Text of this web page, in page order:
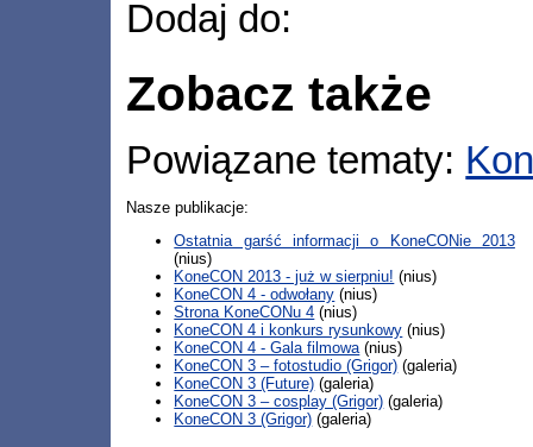
Dodaj do:
Zobacz także
Powiązane tematy:
Nasze publikacje:
Ostatnia garść informacji o KoneCONie 2013
(nius)
KoneCON 2013 - już w sierpniu! (nius)
KoneCON 4 - odwołany (nius)
Strona KoneCONu 4 (nius)
KoneCON 4 i konkurs rysunkowy (nius)
KoneCON 4 - Gala filmowa(nius)
KoneCON 3 – fotostudio (Grigor) (galeria)
KoneCON 3 (Future) (galeria)
KoneCON 3 – cosplay (Grigor) (galeria)
KoneCON 3 (Grigor) (galeria)